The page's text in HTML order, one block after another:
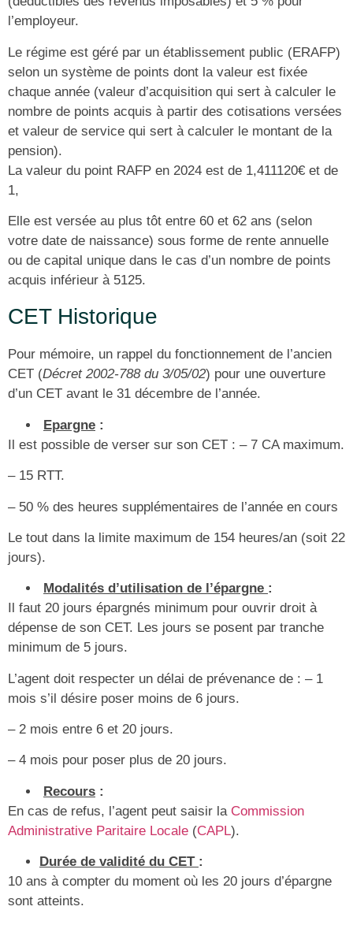
l’employeur.
Le régime est géré par un établissement public (ERAFP)
selon un système de points dont la valeur est fixée
chaque année (valeur d’acquisition qui sert à calculer le
nombre de points acquis à partir des cotisations versées
et valeur de service qui sert à calculer le montant de la
pension).
La valeur du point RAFP en 2024 est de 1,411120€ et de
1,
Elle est versée au plus tôt entre 60 et 62 ans (selon
votre date de naissance) sous forme de rente annuelle
ou de capital unique dans le cas d’un nombre de points
acquis inférieur à 5125.
CET Historique
Pour mémoire, un rappel du fonctionnement de l’ancien
CET (Décret 2002-788 du 3/05/02) pour une ouverture
d’un CET avant le 31 décembre de l’année.
Epargne :
Il est possible de verser sur son CET : – 7 CA maximum.
– 15 RTT.
– 50 % des heures supplémentaires de l’année en cours
Le tout dans la limite maximum de 154 heures/an (soit 22
jours).
Modalités d’utilisation de l’épargne :
Il faut 20 jours épargnés minimum pour ouvrir droit à
dépense de son CET. Les jours se posent par tranche
minimum de 5 jours.
L’agent doit respecter un délai de prévenance de : – 1
mois s’il désire poser moins de 6 jours.
– 2 mois entre 6 et 20 jours.
– 4 mois pour poser plus de 20 jours.
Recours :
En cas de refus, l’agent peut saisir la Commission
Administrative Paritaire Locale (CAPL).
Durée de validité du CET :
10 ans à compter du moment où les 20 jours d’épargne
sont atteints.